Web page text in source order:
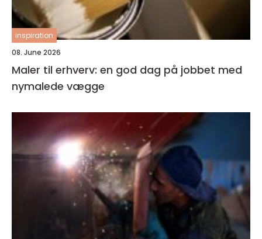
inspiration
08. June 2026
Maler til erhverv: en god dag på jobbet med
nymalede vægge